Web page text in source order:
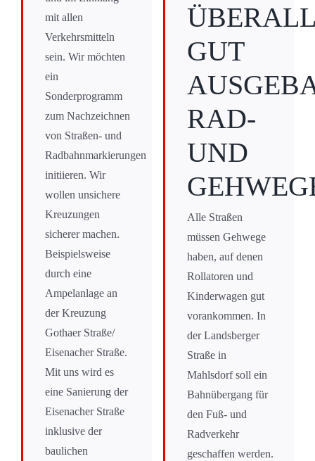
mit allen
Verkehrsmitteln
sein. Wir möchten
ein
Sonderprogramm
zum Nachzeichnen
von Straßen- und
Radbahnmarkierungen
initiieren. Wir
wollen unsichere
Kreuzungen
sicherer machen.
Beispielsweise
durch eine
Ampelanlage an
der Kreuzung
Gothaer Straße/
Eisenacher Straße.
Mit uns wird es
eine Sanierung der
Eisenacher Straße
inklusive der
baulichen
ÜBERALL
GUT
RAD-
UND
Alle Straßen
müssen Gehwege
haben, auf denen
Rollatoren und
Kinderwagen gut
vorankommen. In
der Landsberger
Straße in
Mahlsdorf soll ein
Bahnübergang für
den Fuß- und
Radverkehr
geschaffen werden.